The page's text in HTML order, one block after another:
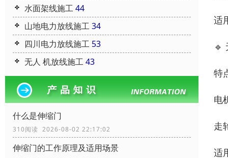
水面架线施工44
山地电力放线施工34
四川电力放线施工 53
无人 机放线施工43
什么是伸缩门
310阅读 2026-08-02 22:17:02
伸缩门的工作原理及适用场景
适
🔹
特
电
走
适